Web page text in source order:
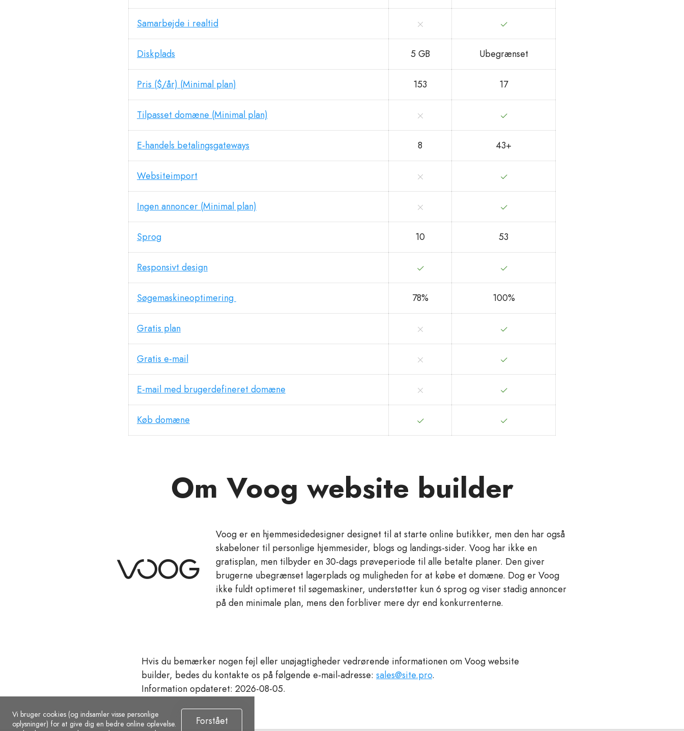
Samarbejde i realtid
Diskplads 5 GB Ubegrænset
Pris ($/år) (Minimal plan) 153 17
Tilpasset domæne (Minimal plan)
E-handels betalingsgateways 8 43+
Websiteimport
Ingen annoncer (Minimal plan)
Sprog 10 53
Responsivt design
Søgemaskineoptimering 78% 100%
Gratis plan
Gratis e-mail
E-mail med brugerdefineret domæne
Køb domæne
Om Voog website builder
Voog er en hjemmesidedesigner designet til at starte online butikker, men den har også
skabeloner til personlige hjemmesider, blogs og landings-sider. Voog har ikke en
gratisplan, men tilbyder en 30-dags prøveperiode til alle betalte planer. Den giver
brugerne ubegrænset lagerplads og muligheden for at købe et domæne. Dog er Voog
ikke fuldt optimeret til søgemaskiner, understøtter kun 6 sprog og viser stadig annoncer
på den minimale plan, mens den forbliver mere dyr end konkurrenterne.
Hvis du bemærker nogen fejl eller unøjagtigheder vedrørende informationen om Voog website
builder, bedes du kontakte os på følgende e-mail-adresse: sales@site.pro.
Information opdateret: 2026-08-05.
Vi bruger cookies (og indsamler visse personlige
oplysninger) for at give dig en bedre online oplevelse.
Forstået